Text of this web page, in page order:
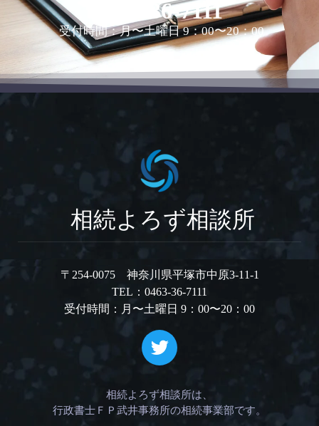
0463-36-7111
受付時間：月〜土曜日 9：00〜20：00
相続よろず相談所
〒254-0075 神奈川県平塚市中原3-11-1
TEL：0463-36-7111
受付時間：月〜土曜日 9：00〜20：00
相続よろず相談所は、
行政書士ＦＰ武井事務所の相続事業部です。